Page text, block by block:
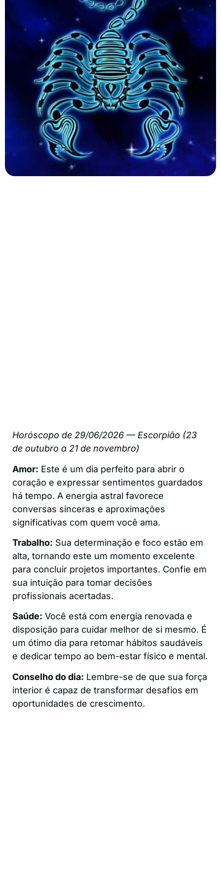
Horóscopo de 29/06/2026 — Escorpião (23
de outubro a 21 de novembro)
Amor: Este é um dia perfeito para abrir o
coração e expressar sentimentos guardados
há tempo. A energia astral favorece
conversas sinceras e aproximações
significativas com quem você ama.
Trabalho: Sua determinação e foco estão em
alta, tornando este um momento excelente
para concluir projetos importantes. Confie em
sua intuição para tomar decisões
profissionais acertadas.
Saúde: Você está com energia renovada e
disposição para cuidar melhor de si mesmo. É
um ótimo dia para retomar hábitos saudáveis
e dedicar tempo ao bem-estar físico e mental.
Conselho do dia: Lembre-se de que sua força
interior é capaz de transformar desafios em
oportunidades de crescimento.